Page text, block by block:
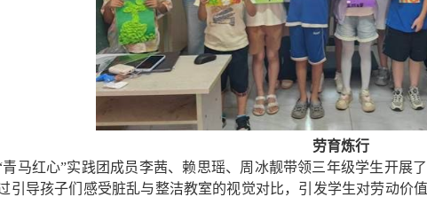
劳育炼行
青马红心”实践团成员李茜、赖思瑶、周冰靓带领三年级学生开展
引导孩子们感受脏乱与整洁教室的视觉对比，引发学生对劳动价